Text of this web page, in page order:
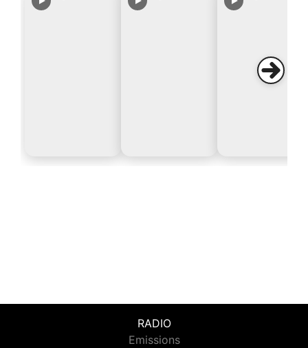
RADIO
Emissions